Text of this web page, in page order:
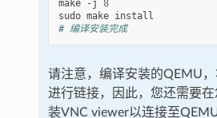
make
-j
8
sudo make
# 编译安装完成
请注意，编译安装的QEMU
进行链接，因此，您还需要
装VNC viewer以连接至